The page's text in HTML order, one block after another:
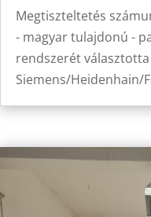
Megtiszteltetés
- magyar tulajdonú -
rendszerét
Siemens/Heidenhain/